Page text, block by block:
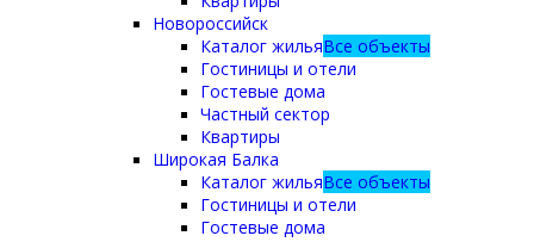
Новороссийск
Каталог жильяВсе объекты
Гостиницы и отели
Гостевые дома
Частный сектор
Квартиры
Широкая Балка
Каталог жильяВсе объекты
Гостиницы и отели
Гостевые дома